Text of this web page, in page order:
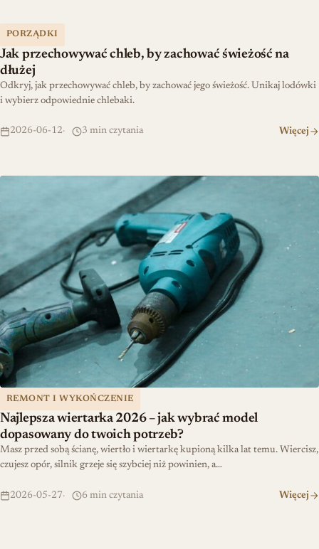
PORZĄDKI
Jak przechowywać chleb, by zachować świeżość na
dłużej
Odkryj, jak przechowywać chleb, by zachować jego świeżość. Unikaj lodówki
i wybierz odpowiednie chlebaki.
2026-06-12 3 min czytania Więcej
Jak przechowywać chleb, by zachować świeżość na dłużej
REMONT I WYKOŃCZENIE
Najlepsza wiertarka 2026 – jak wybrać model
dopasowany do twoich potrzeb?
Masz przed sobą ścianę, wiertło i wiertarkę kupioną kilka lat temu. Wiercisz,
czujesz opór, silnik grzeje się szybciej niż powinien, a…
2026-05-27 6 min czytania Więcej
Najlepsza wiertarka 2026 – jak wybrać model dopasowany do